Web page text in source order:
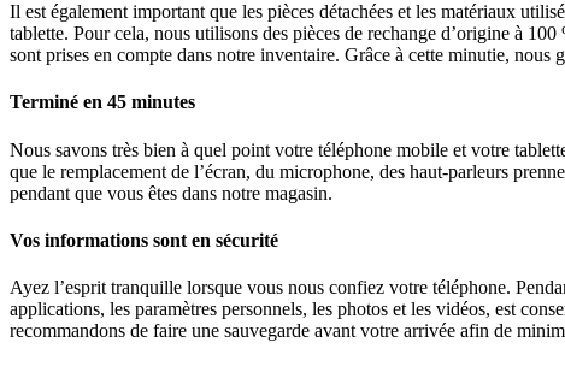
Il est également important que les pièces détachées et les matériaux
tablette. Pour cela, nous utilisons des pièces de rechange d’origine à
sont prises en compte dans notre inventaire. Grâce à cette minutie,
Terminé en 45 minutes
Nous savons très bien à quel point votre téléphone mobile et votre
que le remplacement de l’écran, du microphone, des haut-parleurs
pendant que vous êtes dans notre magasin.
Vos informations sont en sécurité
Ayez l’esprit tranquille lorsque vous nous confiez votre téléphone.
applications, les paramètres personnels, les photos et les vidéos, est
recommandons de faire une sauvegarde avant votre arrivée afin de